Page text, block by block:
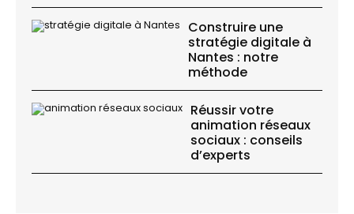
Construire une
stratégie digitale à
Nantes : notre
méthode
Réussir votre
animation réseaux
sociaux : conseils
d’experts